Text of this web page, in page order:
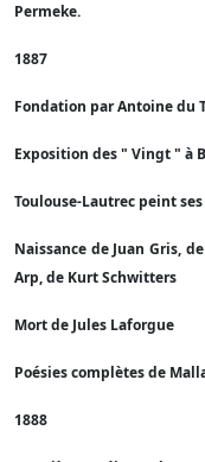
Permeke.
1887
Fondation par Antoine du
Exposition des " Vingt " à
Toulouse-Lautrec peint
Naissance de Juan Gris,
Arp, de Kurt Schwitters
Mort de Jules Laforgue
Poésies complètes de
1888